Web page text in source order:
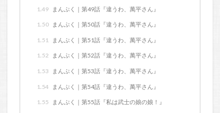
1.49 まんぷく｜第49話『違うわ、萬平さん』
1.50 まんぷく｜第50話『違うわ、萬平さん』
1.51 まんぷく｜第51話『違うわ、萬平さん』
1.52 まんぷく｜第52話『違うわ、萬平さん』
1.53 まんぷく｜第53話『違うわ、萬平さん』
1.54 まんぷく｜第54話『違うわ、萬平さん』
1.55 まんぷく｜第55話『私は武士の娘の娘！』